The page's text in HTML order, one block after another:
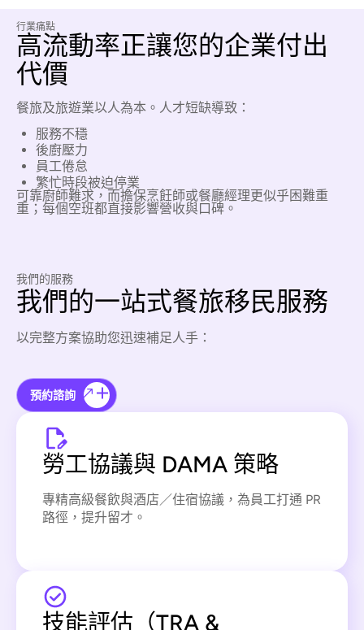
行業痛點
高流動率正讓您的企業付出
代價
餐旅及旅遊業以人為本。人才短缺導致：
服務不穩
後廚壓力
員工倦怠
繁忙時段被迫停業
可靠廚師難求，而擔保烹飪師或餐廳經理更似乎困難重
重；每個空班都直接影響營收與口碑。
我們的服務
我們的一站式餐旅移民服務
以完整方案協助您迅速補足人手：
預約諮詢
勞工協議與 DAMA 策略
專精高級餐飲與酒店／住宿協議，為員工打通 PR
路徑，提升留才。
技能評估（TRA &